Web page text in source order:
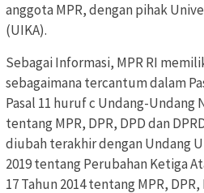
anggota MPR, dengan pihak
(UIKA).
Sebagai Informasi, MPR RI
sebagaimana tercantum dalam
Pasal 11 huruf c Undang-Undang
tentang MPR, DPR, DPD dan
diubah terakhir dengan Undang
2019 tentang Perubahan Ketiga
17 Tahun 2014 tentang MPR,